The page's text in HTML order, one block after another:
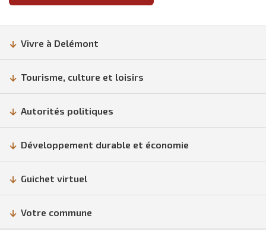
Vivre à Delémont
Tourisme, culture et loisirs
Autorités politiques
Développement durable et économie
Guichet virtuel
Votre commune